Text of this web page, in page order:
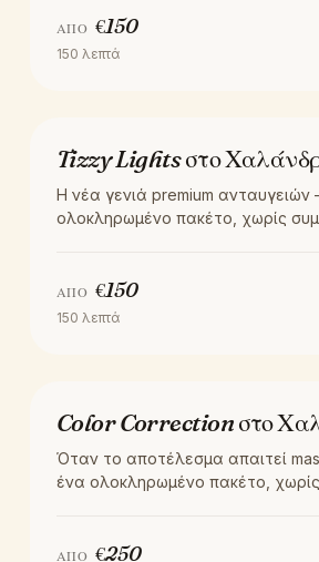
ΑΠΌ €150
150 λεπτά
ΧΡΏΜΑ
Tizzy Lights στο
Η νέα γενιά premium
ολοκληρωμένο πακέτο, χωρίς
ΑΠΌ €150
150 λεπτά
ΧΡΏΜΑ
Color Correction στο
Όταν το αποτέλεσμα απαιτεί
ένα ολοκληρωμένο πακέτο,
ΑΠΌ €250